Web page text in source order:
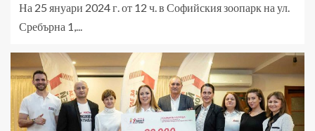
На 25 януари 2024 г. от 12 ч. в Софийския зоопарк на ул.
Сребърна 1,...